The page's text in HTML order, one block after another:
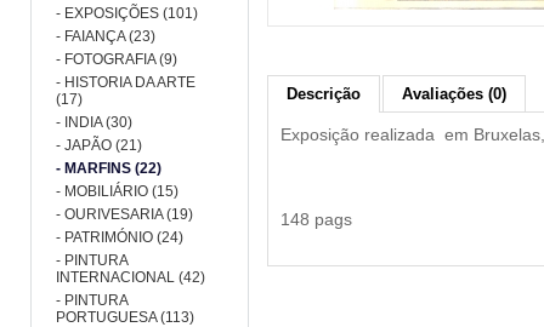
- EXPOSIÇÕES (101)
- FAIANÇA (23)
- FOTOGRAFIA (9)
- HISTORIA DA ARTE
(17)
- INDIA (30)
- JAPÃO (21)
- MARFINS (22)
- MOBILIÁRIO (15)
- OURIVESARIA (19)
- PATRIMÓNIO (24)
- PINTURA
INTERNACIONAL (42)
- PINTURA
PORTUGUESA (113)
Descrição Avaliações (0)
Exposição realizada em
148 pags